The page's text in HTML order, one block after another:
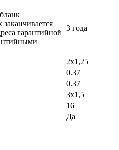
гарантийной
3 года
2х1,25
0.37
0.37
3х1,5
16
Да